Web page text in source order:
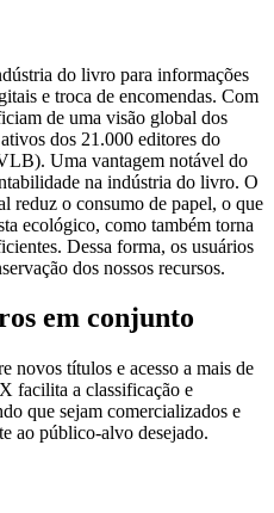
do livro para informações
e troca de encomendas. Com
de uma visão global dos
dos 21.000 editores do
Uma vantagem notável do
na indústria do livro. O
reduz o consumo de papel, o que
ecológico, como também torna
Dessa forma, os usuários
dos nossos recursos.
em conjunto
novos títulos e acesso a mais de
facilita a classificação e
que sejam comercializados e
ao público-alvo desejado.